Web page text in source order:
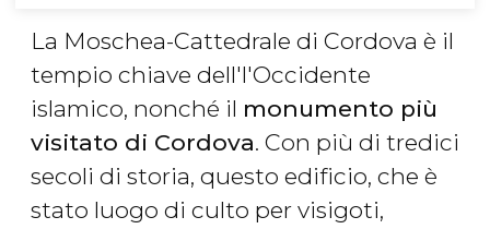
La Moschea-Cattedrale di Cordova è il
tempio chiave dell'l'Occidente
islamico, nonché il monumento più
visitato di Cordova. Con più di tredici
secoli di storia, questo edificio, che è
stato luogo di culto per visigoti,